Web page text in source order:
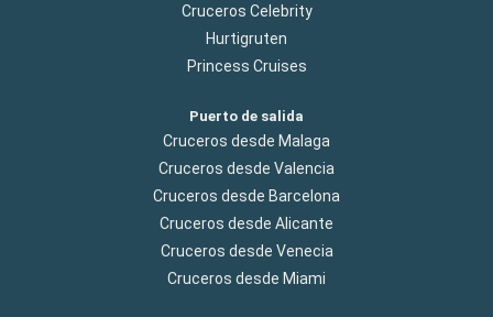
Cruceros Celebrity
Hurtigruten
Princess Cruises
Puerto de salida
Cruceros desde Malaga
Cruceros desde Valencia
Cruceros desde Barcelona
Cruceros desde Alicante
Cruceros desde Venecia
Cruceros desde Miami